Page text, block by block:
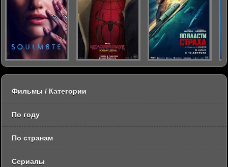
Фильмы / Категории
По году
По странам
Сериалы